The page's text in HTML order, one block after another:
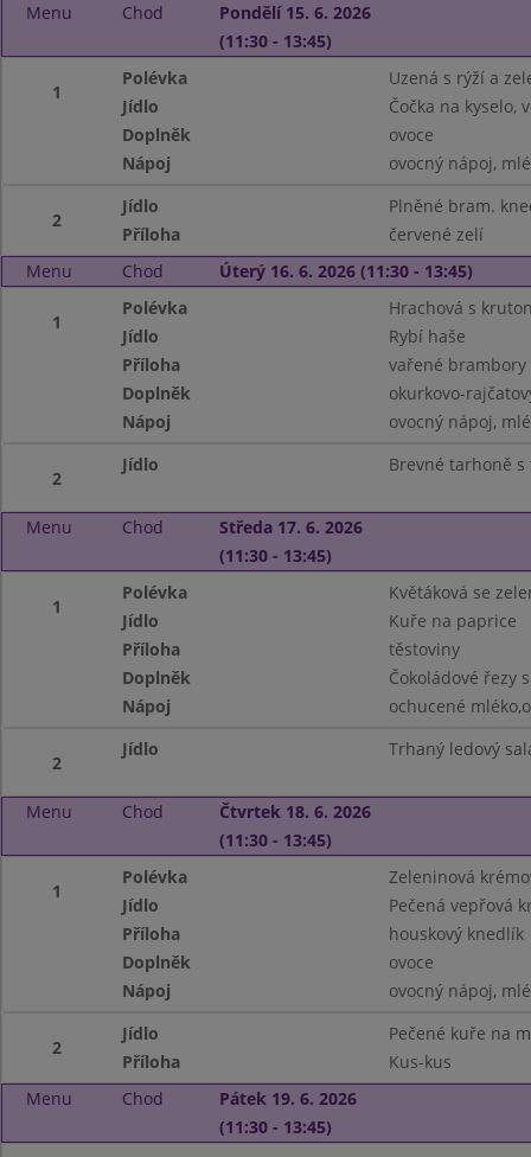
Menu Chod
Pondělí 15. 6. 2026
(11:30 - 13:45)
1
Polévka
Uzená s rýží a
Jídlo
Čočka na kyselo,
Doplněk
ovoce
Nápoj
ovocný nápoj,
2
Jídlo
Plněné bram.
Příloha
červené zelí
Menu
Chod Úterý 16. 6. 2026 (11:30 - 13:45)
1
Polévka
Hrachová s
Jídlo
Rybí haše
Příloha
vařené brambory
Doplněk
okurkovo-
Nápoj
ovocný nápoj,
2
Jídlo Brevné tarhoně
Menu Chod
Středa 17. 6. 2026
(11:30 - 13:45)
1
Polévka
Květáková se
Jídlo
Kuře na paprice
Příloha
těstoviny
Doplněk
Čokoládové řezy
Nápoj
ochucené
2
Jídlo Trhaný ledový
Menu Chod
Čtvrtek 18. 6. 2026
(11:30 - 13:45)
1
Polévka
Zeleninová
Jídlo
Pečená vepřová
Příloha
houskový knedlík
Doplněk
ovoce
Nápoj
ovocný nápoj,
2
Jídlo
Pečené kuře na
Příloha
Kus-kus
Menu
Chod
Pátek 19. 6. 2026
(11:30 - 13:45)